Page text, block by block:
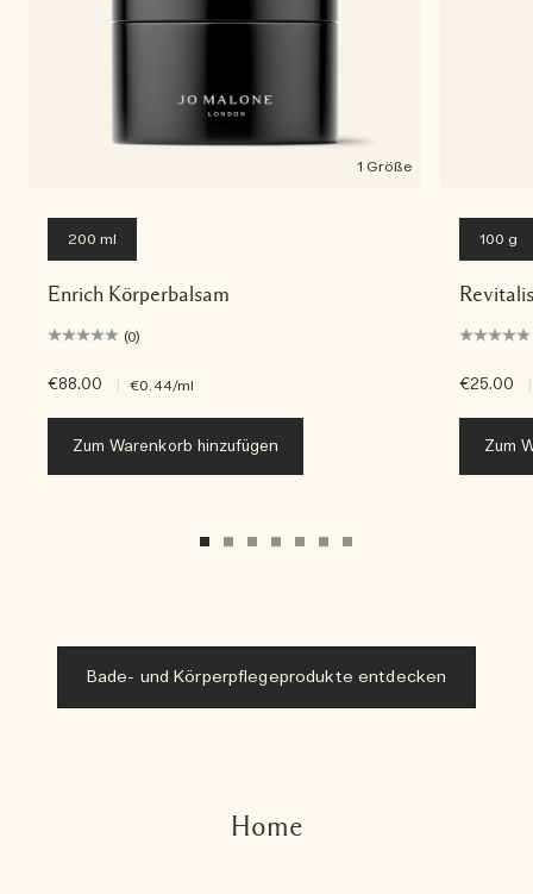
1 Größe
200 ml
Enrich Körperbalsam
(0)
€88.00 €0.44/ml
Zum Warenkorb hinzufügen
100 g
€25.00
Zum
Bade- und Körperpflegeprodukte entdecken
Home